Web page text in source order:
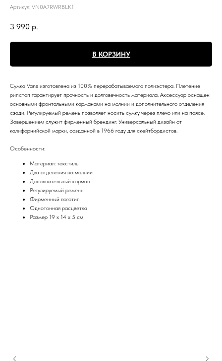
Артикул: VN0A7RWRBLK1
3 990 р.
В КОРЗИНУ
Сумка Vans изготовлена из 100% перерабатываемого полиэстера. Плетение
рипстоп гарантирует прочность и долговечность материала. Аксессуар оснащен
основными фронтальными карманами на молнии и дополнительного отделения
сзади. Регулируемый ремень позволяет носить сумку через плечо или на поясе.
Завершением служит фирменный брендинг. Универсальный дизайн от
калифорнийской марки, созданной в 1966 году для скейтбордистов.
Особенности:
Материал: текстиль
Два отделения на молнии
Дополнительный карман
Регулируемый ремень
Фирменный логотип
Однотонная расцветка
Размер 19 x 14 x 5 см